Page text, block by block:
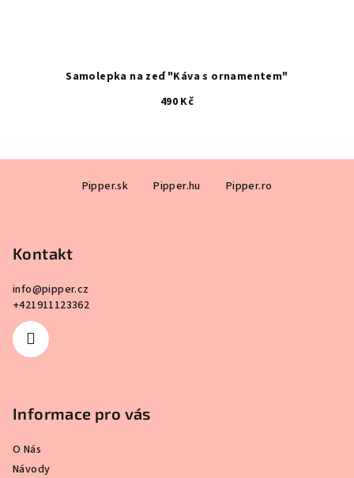
Samolepka na zeď "Káva s ornamentem"
490 Kč
produktu
5,0
Pipper.sk Pipper.hu Pipper.ro
Kontakt
info@pipper.cz
+421911123362
Informace pro vás
O Nás
Návody